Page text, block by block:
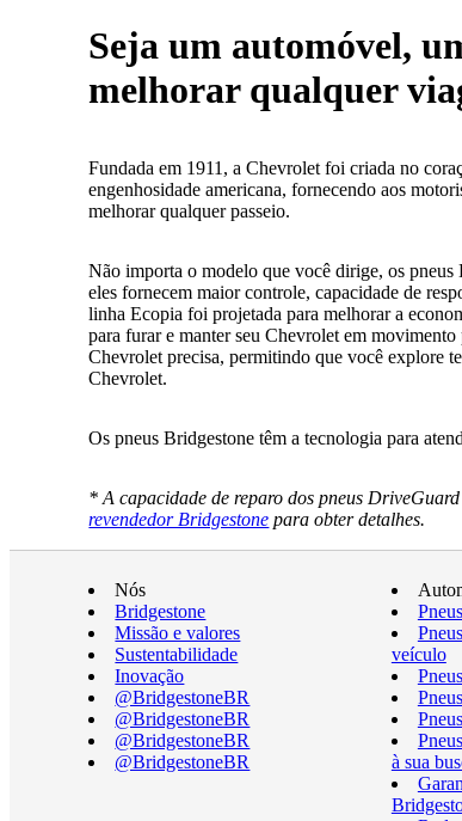
Seja um automóvel,
melhorar qualquer
Fundada em 1911, a Chevrolet foi criada no
engenhosidade americana, fornecendo aos
melhorar qualquer passeio.
Não importa o modelo que você dirige, os pneus
eles fornecem maior controle, capacidade de
linha Ecopia foi projetada para melhorar a
para furar e manter seu Chevrolet em
Chevrolet precisa, permitindo que você explore
Chevrolet.
Os pneus Bridgestone têm a tecnologia para
* A capacidade de reparo dos pneus
revendedor Bridgestone para obter detalhes.
Nós
Bridgestone
Missão e valores
Sustentabilidade
Inovação
@BridgestoneBR
@BridgestoneBR
@BridgestoneBR
@BridgestoneBR
veículo
à sua